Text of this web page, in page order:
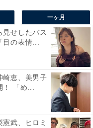
一ヶ月
見せしたバス
目の表情...
崎恵、美男子
！ 「め...
憲武、ヒロミ